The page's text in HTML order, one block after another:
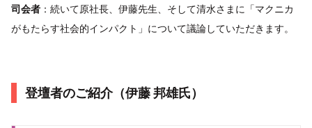
司会者 ：続いて原社長、伊藤先生、そして清水さまに「マクニカ
がもたらす社会的インパクト」について議論していただきます。
登壇者のご紹介（伊藤 邦雄氏）